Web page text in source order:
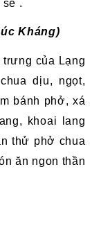
sẻ .
Kháng)
của Lạng
dịu, ngọt,
bánh phở, xá
khoai lang
thử phở chua
ăn ngon thần